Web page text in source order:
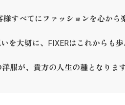
様すべてにファッションを心から
を大切に、FIXERはこれからも歩
服が、貴方の人生の種となりま